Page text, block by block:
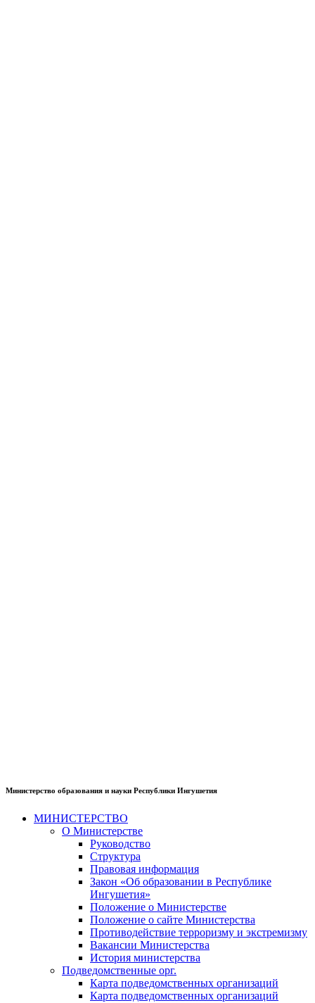
Министерство образования и науки Республики Ингушетия
МИНИСТЕРСТВО
О Министерстве
Руководство
Структура
Правовая информация
Закон «Об образовании в Республике
Ингушетия»
Положение о Министерстве
Положение о сайте Министерства
Противодействие терроризму и экстремизму
Вакансии Министерства
История министерства
Подведомственные орг.
Карта подведомственных организаций
Карта подведомственных организаций